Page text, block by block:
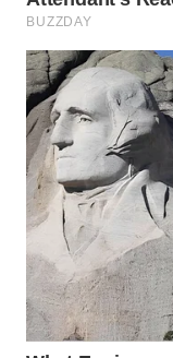
DEPOK
WN
TAPANULI
UTARA
WN
SAMOSIR
WN
PADANG
LAWAS